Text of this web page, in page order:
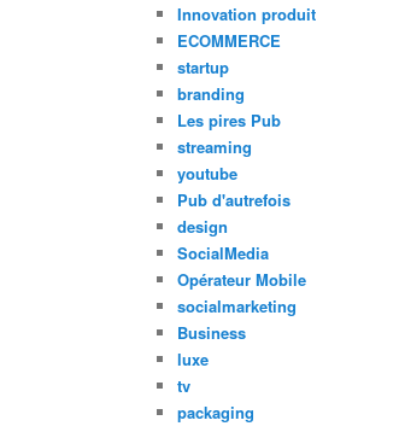
Innovation produit
ECOMMERCE
startup
branding
Les pires Pub
streaming
youtube
Pub d'autrefois
design
SocialMedia
Opérateur Mobile
socialmarketing
Business
luxe
tv
packaging